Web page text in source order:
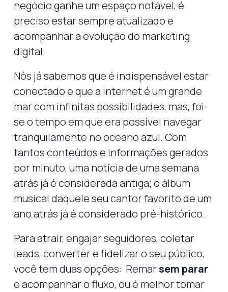
negócio ganhe um espaço notável, é
preciso estar sempre atualizado e
acompanhar a evolução do marketing
digital.
Nós já sabemos que é indispensável estar
conectado e que a internet é um grande
mar com infinitas possibilidades, mas, foi-
se o tempo em que era possível navegar
tranquilamente no oceano azul. Com
tantos conteúdos e informações gerados
por minuto, uma notícia de uma semana
atrás já é considerada antiga; o álbum
musical daquele seu cantor favorito de um
ano atrás já é considerado pré-histórico.
Para atrair, engajar seguidores, coletar
leads, converter e fidelizar o seu público,
você tem duas opções: Remarsem parar
e acompanhar o fluxo, ou é melhor tomar